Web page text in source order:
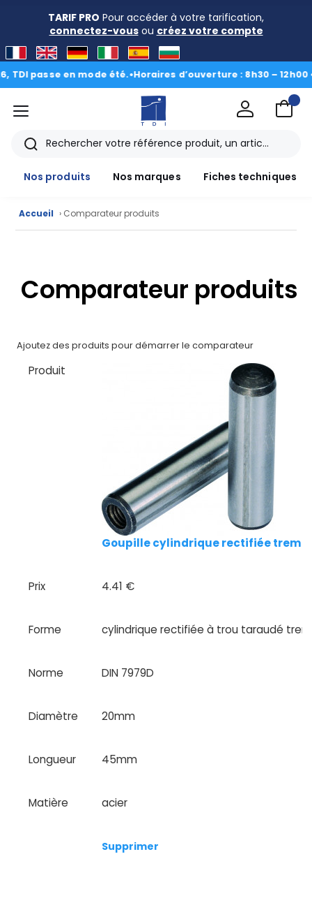
TARIF PRO Pour accéder à votre tarification,
connectez-vousou créez votre compte
passe en mode été.•Horaires d’ouverture : 8h30 – 12h00 •
produits
CAD/3D
Nos
Documentations
menu
Rechercher
Nos produits
Nos marques Fiches techniques
Accueil › Comparateur produits
Comparateur produits
Ajoutez des produits pour démarrer le comparateur
Produit
Goupille cylindrique rectifiée
Prix 4.41 €
Forme cylindrique rectifiée à trou taraudé
Norme DIN 7979D
Diamètre 20mm
Longueur 45mm
Matière acier
Supprimer